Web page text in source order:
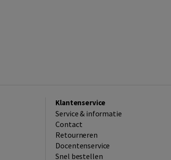
Klantenservice
Service & informatie
Contact
Retourneren
Docentenservice
Snel bestellen